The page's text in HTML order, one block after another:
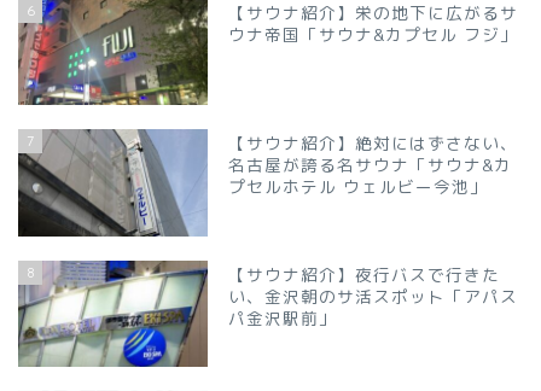
6
【サウナ紹介】栄の地下に広がるサ
ウナ帝国「サウナ&カプセル フジ」
7
【サウナ紹介】絶対にはずさない、
名古屋が誇る名サウナ「サウナ&カ
プセルホテル ウェルビー今池」
8
【サウナ紹介】夜行バスで行きた
い、金沢朝のサ活スポット「アパス
パ金沢駅前」